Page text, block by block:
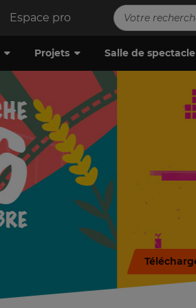
Espace pro
Projets Salle de spectacle